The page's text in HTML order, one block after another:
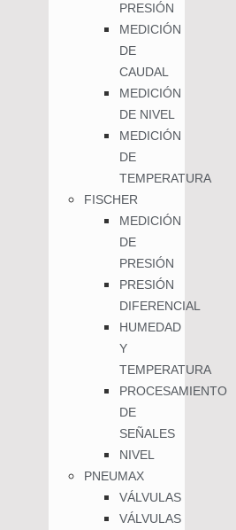
PRESIÓN
MEDICIÓN
DE
CAUDAL
MEDICIÓN
DE NIVEL
MEDICIÓN
DE
TEMPERATURA
FISCHER
MEDICIÓN
DE
PRESIÓN
PRESIÓN
DIFERENCIAL
HUMEDAD
Y
TEMPERATURA
PROCESAMIENTO
DE
SEÑALES
NIVEL
PNEUMAX
VÁLVULAS
VÁLVULAS